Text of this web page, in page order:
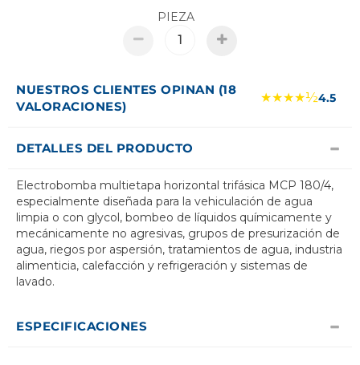
PIEZA
NUESTROS CLIENTES OPINAN (18
VALORACIONES)
★★★★½4.5
DETALLES DEL PRODUCTO
Electrobomba multietapa horizontal trifásica MCP 180/4,
especialmente diseñada para la vehiculación de agua
limpia o con glycol, bombeo de líquidos químicamente y
mecánicamente no agresivas, grupos de presurización de
agua, riegos por aspersión, tratamientos de agua, industria
alimenticia, calefacción y refrigeración y sistemas de
lavado.
ESPECIFICACIONES